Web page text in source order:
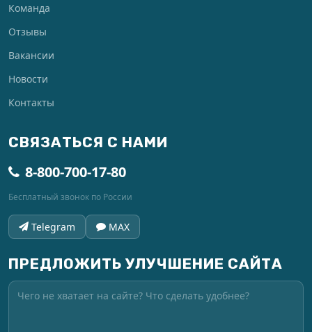
Команда
Отзывы
Вакансии
Новости
Контакты
СВЯЗАТЬСЯ С НАМИ
8-800-700-17-80
Бесплатный звонок по России
Telegram MAX
ПРЕДЛОЖИТЬ УЛУЧШЕНИЕ САЙТА